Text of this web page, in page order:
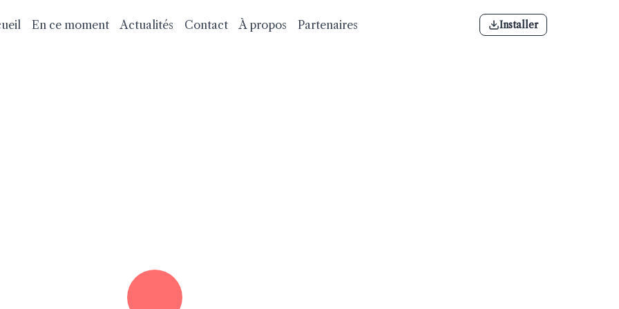
En ce moment Actualités Contact À propos Partenaires Installer